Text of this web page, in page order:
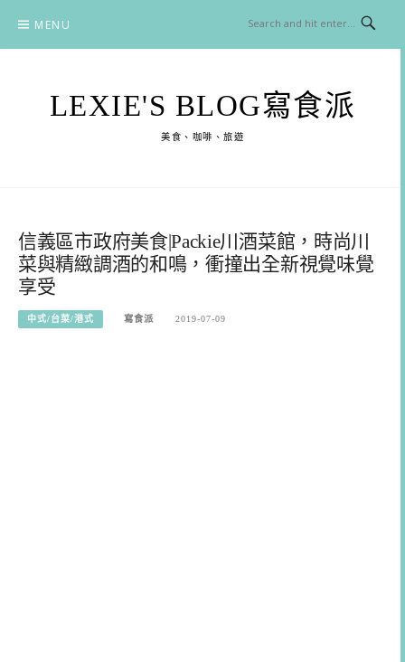
content
MENU
LEXIE'S BLOG寫食派
美食、咖啡、旅遊
信義區市政府美食|Packie川酒菜館，時尚川
菜與精緻調酒的和鳴，衝撞出全新視覺味覺
享受
中式/台菜/港式 寫食派 2019-07-09